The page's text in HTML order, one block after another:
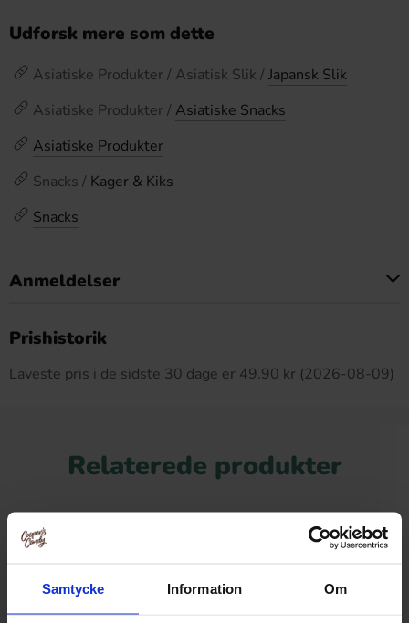
Samtycke Information Om
Udforsk mere som dette
Asiatiske Produkter / Asiatisk Slik / Japansk Slik
Asiatiske Produkter / Asiatiske Snacks
Asiatiske Produkter
Snacks / Kager & Kiks
Snacks
Anmeldelser
Prishistorik
Laveste pris i de sidste 30 dage er 49.90 kr (2026-08-09)
Relaterede produkter